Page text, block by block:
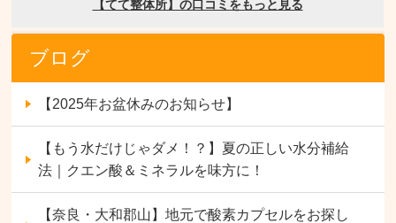
ブログ
【2025年お盆休みのお知らせ】
【もう水だけじゃダメ！？】夏の正しい水分補給
法｜クエン酸＆ミネラルを味方に！
【奈良・大和郡山】地元で酸素カプセルをお探し